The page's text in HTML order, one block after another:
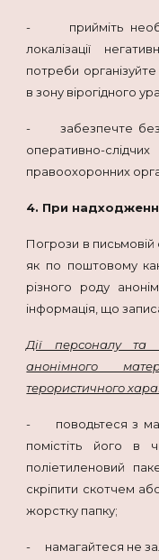
- прийміть
локалізації
потреби
в зону вірогідного
- забезпечте
оперативно-
правоохоронних
4. При
Погрози в письмовій
як по поштовому
різного роду
інформація, що
Дії персоналу та
анонімного
терористичного
- поводьтеся з
помістіть його в
поліетиленовий
скріпити скотчем
жорстку папку;
- намагайтеся не